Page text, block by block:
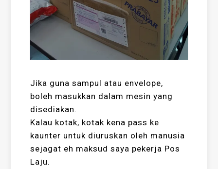
Jika guna sampul atau envelope,
boleh masukkan dalam mesin yang
disediakan.
Kalau kotak, kotak kena pass ke
kaunter untuk diuruskan oleh manusia
sejagat eh maksud saya pekerja Pos
Laju.